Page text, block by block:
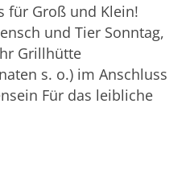
für Groß und Klein!
und Tier Sonntag,
Grillhütte
s. o.) im Anschluss
Für das leibliche